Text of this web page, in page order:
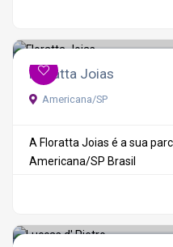
Floratta Joias
Americana/SP
A Floratta Joias é a sua
Americana/SP Brasil